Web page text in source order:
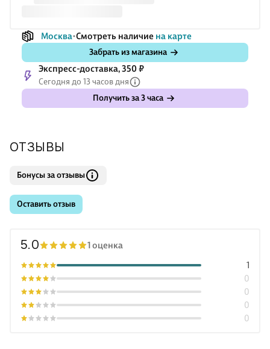
Более 80 окошек
2 книжки в книжке
Метровый разворот всех слоёв Земли в разрезе!
Москва Смотреть наличие на карте
Забрать из магазина
Экспресс-доставка, 350 ₽
Сегодня до 13 часов дня
Получить за 3 часа
ОТЗЫВЫ
Бонусы за отзывы
Оставить отзыв
5.0 1 оценка
0
0
0
0
1